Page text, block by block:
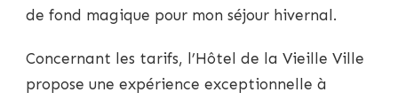
de fond magique pour mon séjour hivernal.
Concernant les tarifs, l’Hôtel de la Vieille Ville
propose une expérience exceptionnelle à